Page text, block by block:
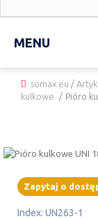
MENU
somax.eu /
kulkowe
/ Pióro
Zapytaj o
Index: UN263-1